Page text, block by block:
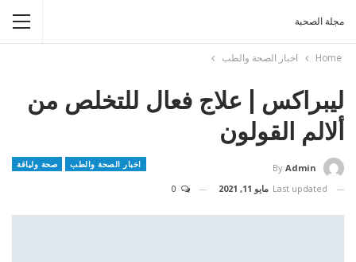
مجلة الصحبة
Home اخبار الصحة والطب
ليبراكس | علاج فعال للتخلص من
ألالم القولون
اخبار الصحة والطب صحة ولياقة By Admin
Last updated مايو 11, 2021